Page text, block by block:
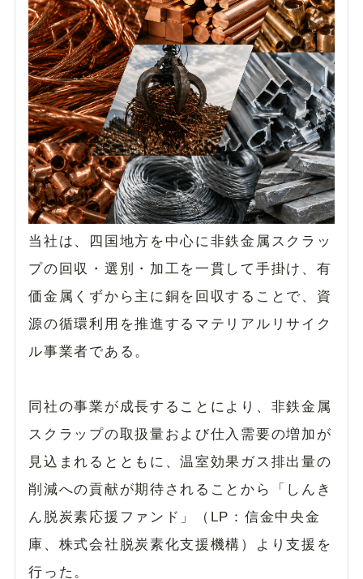
当社は、四国地方を中心に非鉄金属スクラッ
プの回収・選別・加工を一貫して手掛け、有
価金属くずから主に銅を回収することで、資
源の循環利用を推進するマテリアルリサイク
ル事業者である。
同社の事業が成長することにより、非鉄金属
スクラップの取扱量および仕入需要の増加が
見込まれるとともに、温室効果ガス排出量の
削減への貢献が期待されることから「しんき
ん脱炭素応援ファンド」（LP：信金中央金
庫、株式会社脱炭素化支援機構）より支援を
行った。